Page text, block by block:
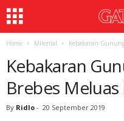
Home Milenial Kebakaran
Kebakaran
Brebes
By Ridlo - 20 September 2019